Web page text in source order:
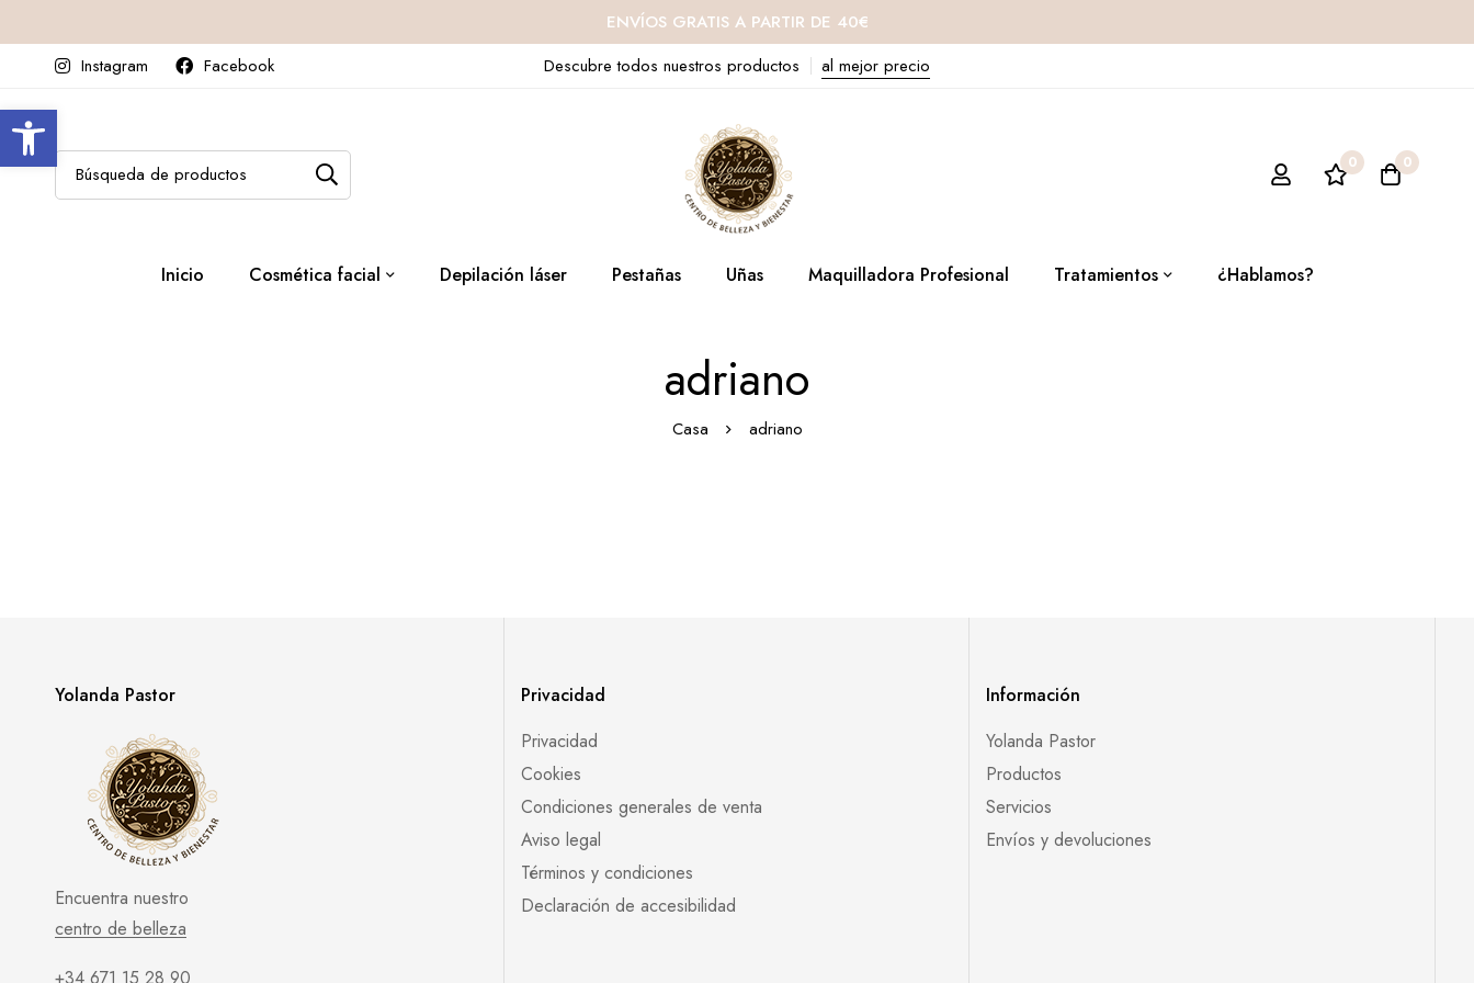
Abrir barra de herramientas
ENVÍOS GRATIS A PARTIR DE 40€
Instagram
Facebook Descubre todos nuestros productos al mejor precio
0 0
Inicio Cosmética facial Depilación láser Pestañas Uñas Maquilladora Profesional Tratamientos ¿Hablamos?
adriano
Casa adriano
Yolanda Pastor
Encuentra nuestro
centro de belleza
+34 671 15 28 90
Privacidad
Privacidad
Cookies
Condiciones generales de venta
Aviso legal
Términos y condiciones
Declaración de accesibilidad
Información
Yolanda Pastor
Productos
Servicios
Envíos y devoluciones